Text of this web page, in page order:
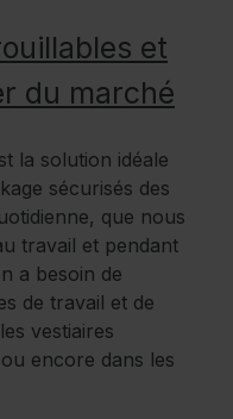
et
du marché
la solution idéale
sécurisés des
que nous
travail et pendant
a besoin de
de travail et de
vestiaires
encore dans les